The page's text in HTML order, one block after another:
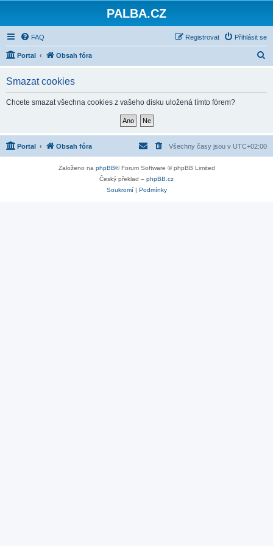
PALBA.CZ
FAQ Přihlásit se
Registrovat
Portal Obsah fóra
Smazat cookies
Chcete smazat všechna cookies z vašeho disku uložená tímto fórem?
Portal Obsah fóra Všechny časy jsou v UTC+02:00
Založeno na phpBB® Forum Software © phpBB Limited
Český překlad – phpBB.cz
Soukromí| Podmínky